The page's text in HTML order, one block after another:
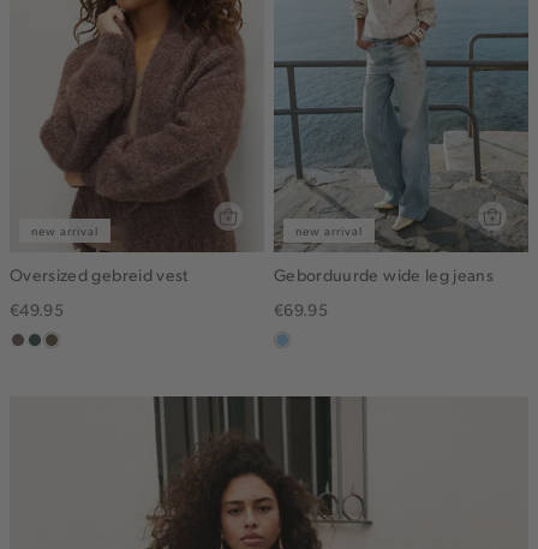
new arrival
Oversized gebreid vest
€49.95
taupe
groen,
bruin
new arrival
Geborduurde wide leg jeans
€69.95
blauw,
light